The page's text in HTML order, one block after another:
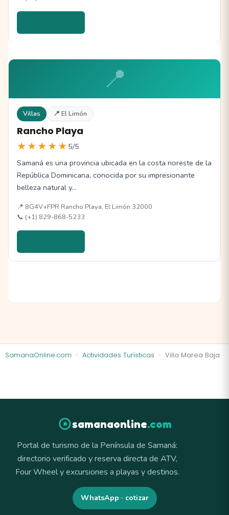
📍
Villas 📍 El Limón
Rancho Playa
★★★★★ 5/5
Samaná es una provincia ubicada en la costa noreste de la
República Dominicana, conocida por su impresionante
belleza natural y…
📍 8G4V+FPR Rancho Playa, El Limón 32000
📞 (+1) 829-868-5233
SamanaOnline.com Actividades Turísticas Villa Marea Baja
samanaonline.com
Portal de turismo de la Península de Samaná:
directorio verificado y reserva directa de ATV,
Four Wheel y excursiones a playas y destinos.
WhatsApp · cotizar